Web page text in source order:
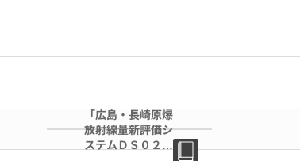
「広島・長崎原爆
放射線量新評価シ
ステムＤＳ０２に